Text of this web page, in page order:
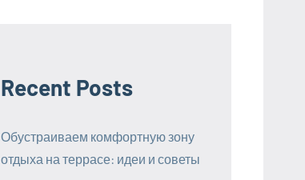
Recent Posts
Обустраиваем комфортную зону
отдыха на террасе: идеи и советы